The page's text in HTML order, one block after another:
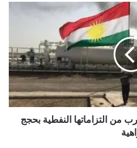
من التزاماتها النفطية بحجج